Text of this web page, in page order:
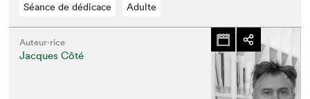
Séance de dédicace Adulte
Auteur·rice
Jacques Côté